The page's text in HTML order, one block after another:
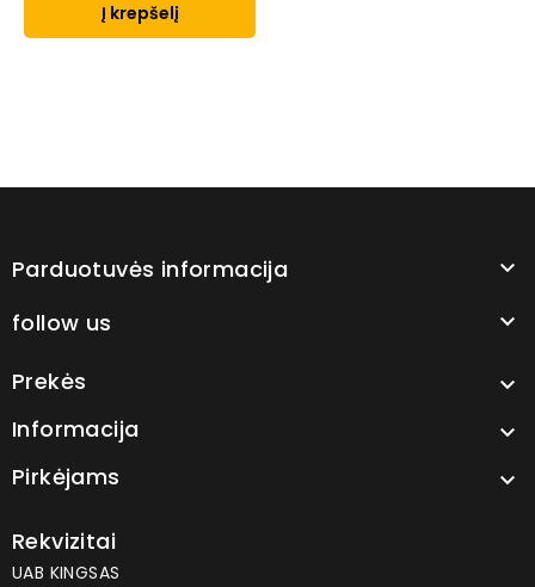
Į krepšelį
Parduotuvės informacija 
follow us 
Prekės 
Informacija 
Pirkėjams 
Rekvizitai
UAB KINGSAS